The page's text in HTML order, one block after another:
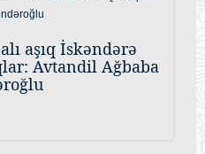
aşıq İskəndərə
Avtandil Ağbaba